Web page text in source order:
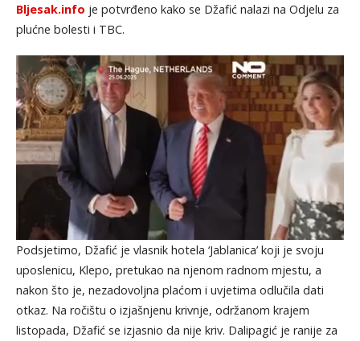
Bljesak.info je potvrđeno kako se Džafić nalazi na Odjelu za
plućne bolesti i TBC.
Podsjetimo, Džafić je vlasnik hotela ‘Jablanica’ koji je svoju
uposlenicu, Klepo, pretukao na njenom radnom mjestu, a
nakon što je, nezadovoljna plaćom i uvjetima odlučila dati
otkaz. Na ročištu o izjašnjenu krivnje, održanom krajem
listopada, Džafić se izjasnio da nije kriv. Dalipagić je ranije za